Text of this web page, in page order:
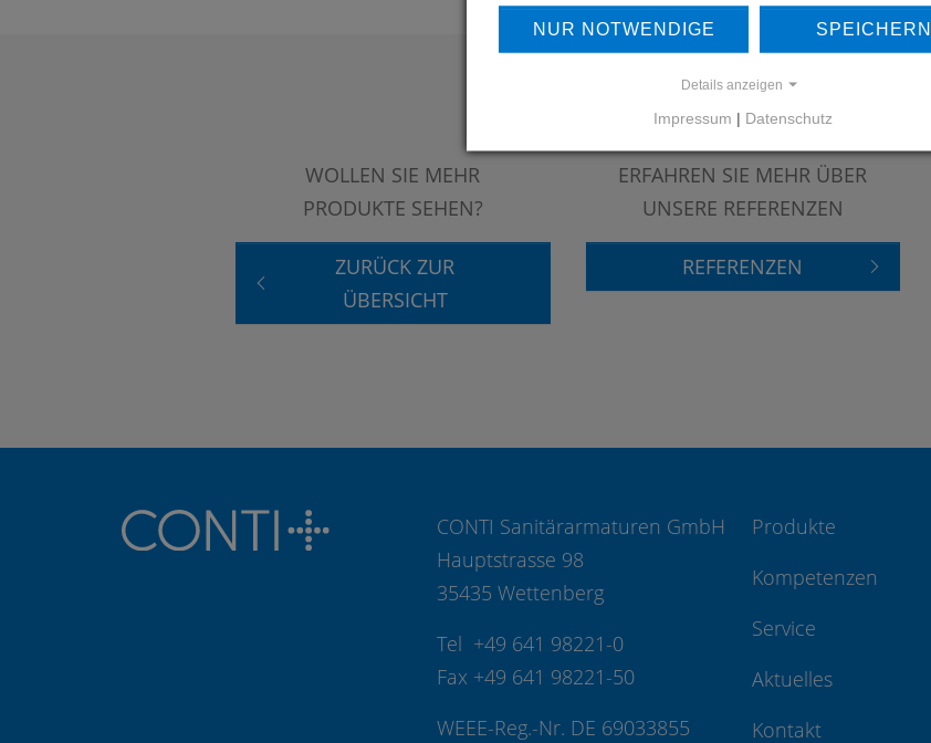
WOLLEN SIE MEHR
PRODUKTE SEHEN?
ZURÜCK ZUR
ÜBERSICHT
ERFAHREN SIE MEHR ÜBER
UNSERE REFERENZEN
REFERENZEN
CONTI Sanitärarmaturen GmbH
Hauptstrasse 98
35435 Wettenberg
Tel +49 641 98221-0
Fax +49 641 98221-50
WEEE-Reg.-Nr. DE 69033855
Produkte
Kompetenzen
Service
Aktuelles
Kontakt
NUR NOTWENDIGE SPEICHERN
Details anzeigen
Impressum | Datenschutz